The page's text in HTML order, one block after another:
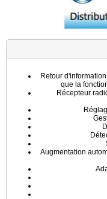
Retour
que la
Récepteur
Augmentation